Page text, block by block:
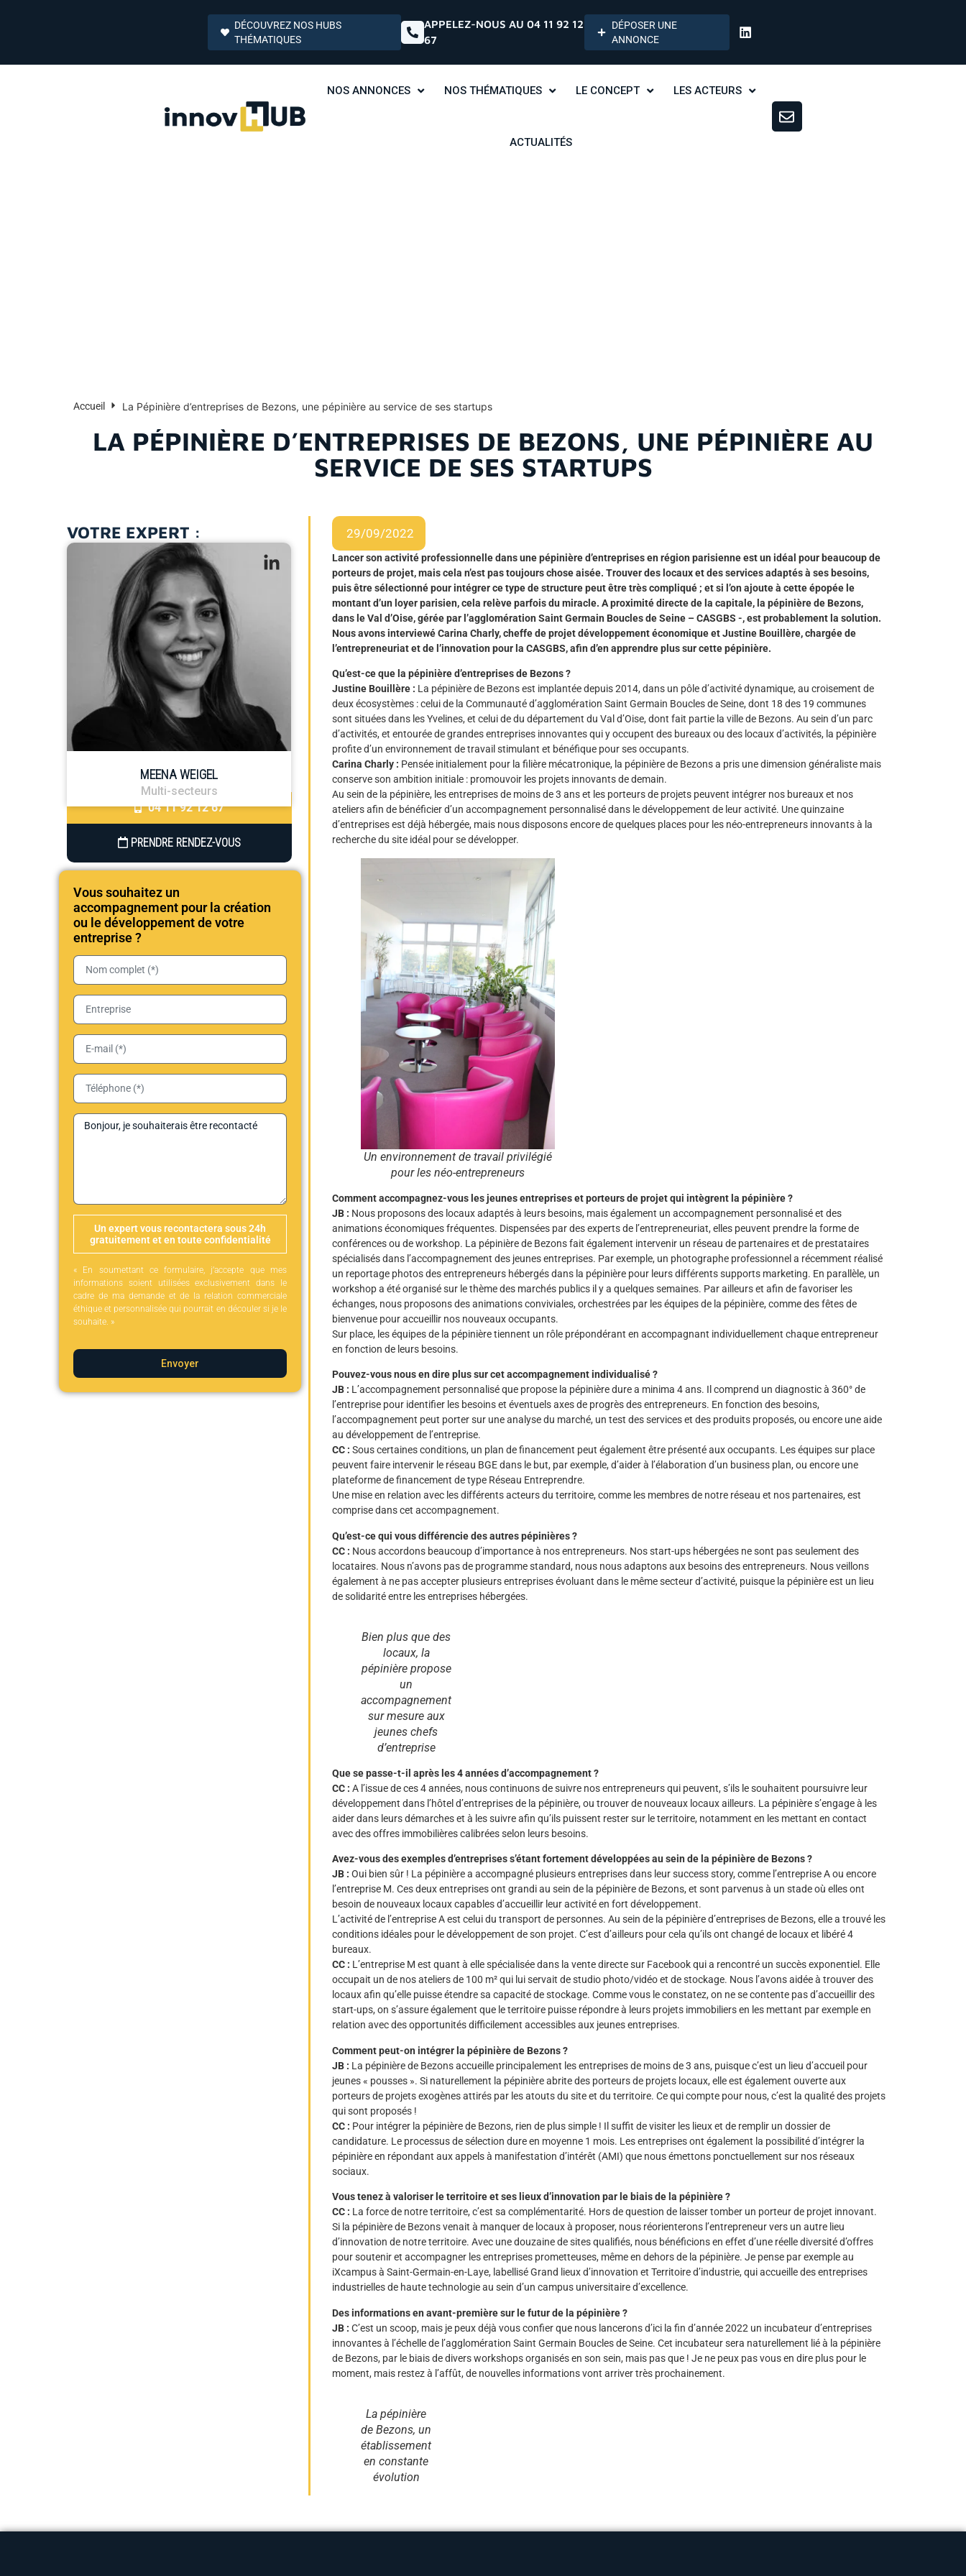
DÉCOUVREZ NOS HUBS
THÉMATIQUES
APPELEZ-NOUS AU 04 11 92 12
67
DÉPOSER UNE
ANNONCE
NOS ANNONCES NOS THÉMATIQUES LE CONCEPT LES ACTEURS
ACTUALITÉS
Accueil La Pépinière d’entreprises de Bezons, une pépinière au service de ses startups
LA PÉPINIÈRE D’ENTREPRISES DE BEZONS, UNE PÉPINIÈRE AU
SERVICE DE SES STARTUPS
VOTRE EXPERT :
MEENA WEIGEL
Multi-secteurs
04 11 92 12 67
PRENDRE RENDEZ-VOUS
Vous souhaitez un
accompagnement pour la création
ou le développement de votre
entreprise ?
Un expert vous recontactera sous 24h
gratuitement et en toute confidentialité
« En soumettant ce formulaire, j’accepte que mes
informations soient utilisées exclusivement dans le
cadre de ma demande et de la relation commerciale
éthique et personnalisée qui pourrait en découler si je le
souhaite. »
Envoyer
29/09/2022
Lancer son activité professionnelle dans une pépinière d’entreprises en région parisienne est un idéal pour beaucoup de
porteurs de projet, mais cela n’est pas toujours chose aisée. Trouver des locaux et des services adaptés à ses besoins,
puis être sélectionné pour intégrer ce type de structure peut être très compliqué ; et si l’on ajoute à cette épopée le
montant d’un loyer parisien, cela relève parfois du miracle. A proximité directe de la capitale, la pépinière de Bezons,
dans le Val d’Oise, gérée par l’agglomération Saint Germain Boucles de Seine – CASGBS -, est probablement la solution.
Nous avons interviewé Carina Charly, cheffe de projet développement économique et Justine Bouillère, chargée de
l’entrepreneuriat et de l’innovation pour la CASGBS, afin d’en apprendre plus sur cette pépinière.
Qu’est-ce que la pépinière d’entreprises de Bezons ?
Justine Bouillère : La pépinière de Bezons est implantée depuis 2014, dans un pôle d’activité dynamique, au croisement de
deux écosystèmes : celui de la Communauté d’agglomération Saint Germain Boucles de Seine, dont 18 des 19 communes
sont situées dans les Yvelines, et celui de du département du Val d’Oise, dont fait partie la ville de Bezons. Au sein d’un parc
d’activités, et entourée de grandes entreprises innovantes qui y occupent des bureaux ou des locaux d’activités, la pépinière
profite d’un environnement de travail stimulant et bénéfique pour ses occupants.
Carina Charly : Pensée initialement pour la filière mécatronique, la pépinière de Bezons a pris une dimension généraliste mais
conserve son ambition initiale : promouvoir les projets innovants de demain.
Au sein de la pépinière, les entreprises de moins de 3 ans et les porteurs de projets peuvent intégrer nos bureaux et nos
ateliers afin de bénéficier d’un accompagnement personnalisé dans le développement de leur activité. Une quinzaine
d’entreprises est déjà hébergée, mais nous disposons encore de quelques places pour les néo-entrepreneurs innovants à la
recherche du site idéal pour se développer.
Un environnement de travail privilégié
pour les néo-entrepreneurs
Comment accompagnez-vous les jeunes entreprises et porteurs de projet qui intègrent la pépinière ?
JB : Nous proposons des locaux adaptés à leurs besoins, mais également un accompagnement personnalisé et des
animations économiques fréquentes. Dispensées par des experts de l’entrepreneuriat, elles peuvent prendre la forme de
conférences ou de workshop. La pépinière de Bezons fait également intervenir un réseau de partenaires et de prestataires
spécialisés dans l’accompagnement des jeunes entreprises. Par exemple, un photographe professionnel a récemment réalisé
un reportage photos des entrepreneurs hébergés dans la pépinière pour leurs différents supports marketing. En parallèle, un
workshop a été organisé sur le thème des marchés publics il y a quelques semaines. Par ailleurs et afin de favoriser les
échanges, nous proposons des animations conviviales, orchestrées par les équipes de la pépinière, comme des fêtes de
bienvenue pour accueillir nos nouveaux occupants.
Sur place, les équipes de la pépinière tiennent un rôle prépondérant en accompagnant individuellement chaque entrepreneur
en fonction de leurs besoins.
Pouvez-vous nous en dire plus sur cet accompagnement individualisé ?
JB : L’accompagnement personnalisé que propose la pépinière dure a minima 4 ans. Il comprend un diagnostic à 360° de
l’entreprise pour identifier les besoins et éventuels axes de progrès des entrepreneurs. En fonction des besoins,
l’accompagnement peut porter sur une analyse du marché, un test des services et des produits proposés, ou encore une aide
au développement de l’entreprise.
CC : Sous certaines conditions, un plan de financement peut également être présenté aux occupants. Les équipes sur place
peuvent faire intervenir le réseau BGE dans le but, par exemple, d’aider à l’élaboration d’un business plan, ou encore une
plateforme de financement de type Réseau Entreprendre.
Une mise en relation avec les différents acteurs du territoire, comme les membres de notre réseau et nos partenaires, est
comprise dans cet accompagnement.
Qu’est-ce qui vous différencie des autres pépinières ?
CC : Nous accordons beaucoup d’importance à nos entrepreneurs. Nos start-ups hébergées ne sont pas seulement des
locataires. Nous n’avons pas de programme standard, nous nous adaptons aux besoins des entrepreneurs. Nous veillons
également à ne pas accepter plusieurs entreprises évoluant dans le même secteur d’activité, puisque la pépinière est un lieu
de solidarité entre les entreprises hébergées.
Bien plus que des
locaux, la
pépinière propose
un
accompagnement
sur mesure aux
jeunes chefs
d’entreprise
Que se passe-t-il après les 4 années d’accompagnement ?
CC : A l’issue de ces 4 années, nous continuons de suivre nos entrepreneurs qui peuvent, s’ils le souhaitent poursuivre leur
développement dans l’hôtel d’entreprises de la pépinière, ou trouver de nouveaux locaux ailleurs. La pépinière s’engage à les
aider dans leurs démarches et à les suivre afin qu’ils puissent rester sur le territoire, notamment en les mettant en contact
avec des offres immobilières calibrées selon leurs besoins.
Avez-vous des exemples d’entreprises s’étant fortement développées au sein de la pépinière de Bezons ?
JB : Oui bien sûr ! La pépinière a accompagné plusieurs entreprises dans leur success story, comme l’entreprise A ou encore
l’entreprise M. Ces deux entreprises ont grandi au sein de la pépinière de Bezons, et sont parvenus à un stade où elles ont
besoin de nouveaux locaux capables d’accueillir leur activité en fort développement.
L’activité de l’entreprise A est celui du transport de personnes. Au sein de la pépinière d’entreprises de Bezons, elle a trouvé les
conditions idéales pour le développement de son projet. C’est d’ailleurs pour cela qu’ils ont changé de locaux et libéré 4
bureaux.
CC : L’entreprise M est quant à elle spécialisée dans la vente directe sur Facebook qui a rencontré un succès exponentiel. Elle
occupait un de nos ateliers de 100 m² qui lui servait de studio photo/vidéo et de stockage. Nous l’avons aidée à trouver des
locaux afin qu’elle puisse étendre sa capacité de stockage. Comme vous le constatez, on ne se contente pas d’accueillir des
start-ups, on s’assure également que le territoire puisse répondre à leurs projets immobiliers en les mettant par exemple en
relation avec des opportunités difficilement accessibles aux jeunes entreprises.
Comment peut-on intégrer la pépinière de Bezons ?
JB : La pépinière de Bezons accueille principalement les entreprises de moins de 3 ans, puisque c’est un lieu d’accueil pour
jeunes « pousses ». Si naturellement la pépinière abrite des porteurs de projets locaux, elle est également ouverte aux
porteurs de projets exogènes attirés par les atouts du site et du territoire. Ce qui compte pour nous, c’est la qualité des projets
qui sont proposés !
CC : Pour intégrer la pépinière de Bezons, rien de plus simple ! Il suffit de visiter les lieux et de remplir un dossier de
candidature. Le processus de sélection dure en moyenne 1 mois. Les entreprises ont également la possibilité d’intégrer la
pépinière en répondant aux appels à manifestation d’intérêt (AMI) que nous émettons ponctuellement sur nos réseaux
sociaux.
Vous tenez à valoriser le territoire et ses lieux d’innovation par le biais de la pépinière ?
CC : La force de notre territoire, c’est sa complémentarité. Hors de question de laisser tomber un porteur de projet innovant.
Si la pépinière de Bezons venait à manquer de locaux à proposer, nous réorienterons l’entrepreneur vers un autre lieu
d’innovation de notre territoire. Avec une douzaine de sites qualifiés, nous bénéficions en effet d’une réelle diversité d’offres
pour soutenir et accompagner les entreprises prometteuses, même en dehors de la pépinière. Je pense par exemple au
iXcampus à Saint-Germain-en-Laye, labellisé Grand lieux d’innovation et Territoire d’industrie, qui accueille des entreprises
industrielles de haute technologie au sein d’un campus universitaire d’excellence.
Des informations en avant-première sur le futur de la pépinière ?
JB : C’est un scoop, mais je peux déjà vous confier que nous lancerons d’ici la fin d’année 2022 un incubateur d’entreprises
innovantes à l’échelle de l’agglomération Saint Germain Boucles de Seine. Cet incubateur sera naturellement lié à la pépinière
de Bezons, par le biais de divers workshops organisés en son sein, mais pas que ! Je ne peux pas vous en dire plus pour le
moment, mais restez à l’affût, de nouvelles informations vont arriver très prochainement.
La pépinière
de Bezons, un
établissement
en constante
évolution